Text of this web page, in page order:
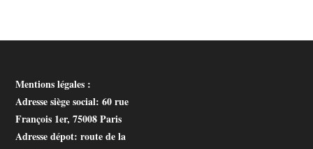
Mentions légales :
Adresse siège social: 60 rue
François 1er, 75008 Paris
Adresse dépot: route de la